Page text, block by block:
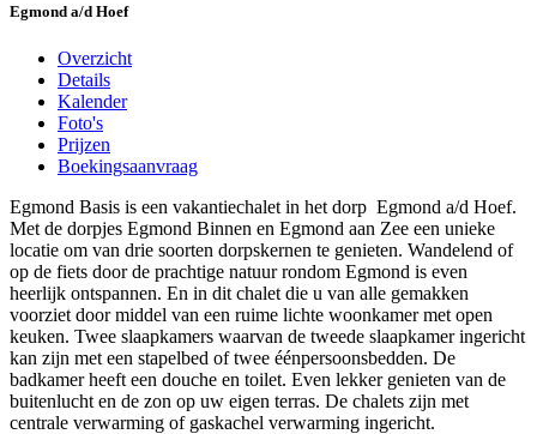
Egmond a/d Hoef
Overzicht
Details
Kalender
Foto's
Prijzen
Boekingsaanvraag
Egmond Basis is een vakantiechalet in het dorp Egmond a/d Hoef.
Met de dorpjes Egmond Binnen en Egmond aan Zee een unieke
locatie om van drie soorten dorpskernen te genieten. Wandelend of
op de fiets door de prachtige natuur rondom Egmond is even
heerlijk ontspannen. En in dit chalet die u van alle gemakken
voorziet door middel van een ruime lichte woonkamer met open
keuken. Twee slaapkamers waarvan de tweede slaapkamer ingericht
kan zijn met een stapelbed of twee éénpersoonsbedden. De
badkamer heeft een douche en toilet. Even lekker genieten van de
buitenlucht en de zon op uw eigen terras. De chalets zijn met
centrale verwarming of gaskachel verwarming ingericht.